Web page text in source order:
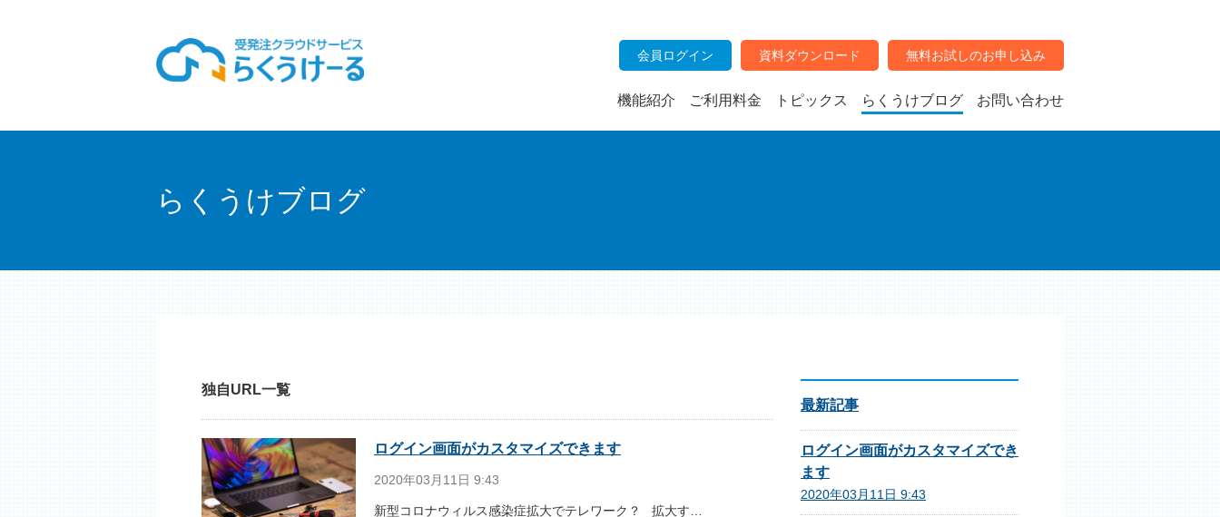
機能紹介 ご利用料金 トピックス らくうけブログ お問い合わせ
会員ログイン 資料ダウンロード 無料お試しのお申し込み
らくうけブログ
独自URL一覧
ログイン画面がカスタマイズできます
2020年03月11日 9:43
新型コロナウィルス感染症拡大でテレワーク？ 拡大す…
最新記事
ログイン画面がカスタマイズでき
ます
2020年03月11日 9:43